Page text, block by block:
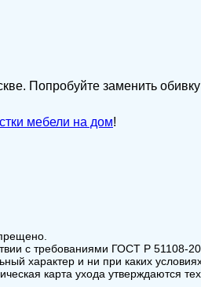
Попробуйте заменить обивку
мебели на дом!
с требованиями ГОСТ Р 51108-
характер и ни при каких
карта ухода утверждаются